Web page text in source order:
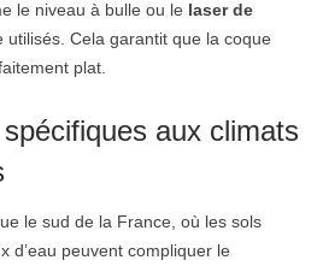
le niveau à bulle ou le laser de
utilisés. Cela garantit que la coque
plat.
aux climats
le sud de la France, où les sols
d’eau peuvent compliquer le